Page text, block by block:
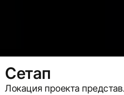
Сетап
Локация проекта